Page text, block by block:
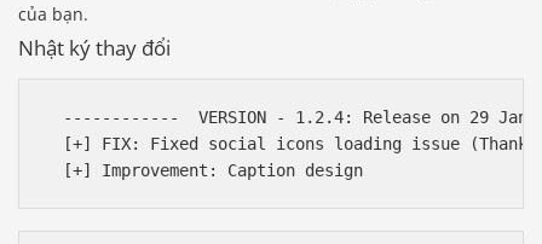
của bạn.
Nhật ký thay đổi
------------  VERSION - 1.2.4: Release on 29 Jan
[+] FIX: Fixed social icons loading issue (Thanks